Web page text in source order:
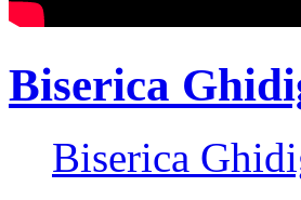
Biserica
Biserica